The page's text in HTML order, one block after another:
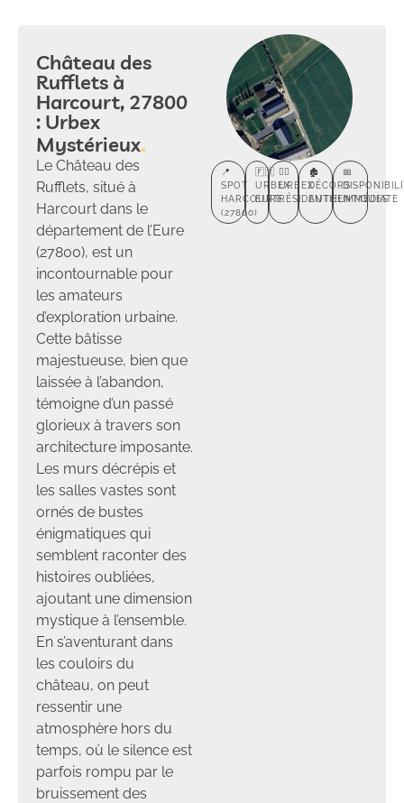
Château des
Rufflets à
Harcourt, 27800
: Urbex
Mystérieux
Le Château des
Rufflets, situé à
Harcourt dans le
département de l’Eure
(27800), est un
incontournable pour
les amateurs
d’exploration urbaine.
Cette bâtisse
majestueuse, bien que
laissée à l’abandon,
témoigne d’un passé
glorieux à travers son
architecture imposante.
Les murs décrépis et
les salles vastes sont
ornés de bustes
énigmatiques qui
semblent raconter des
histoires oubliées,
ajoutant une dimension
mystique à l’ensemble.
En s’aventurant dans
les couloirs du
château, on peut
ressentir une
atmosphère hors du
temps, où le silence est
parfois rompu par le
bruissement des
📍
SPOT
HARCOURT
(27800)
🇫🇷
URBEX
EURE
🕵️‍♂️
URBEX
RÉSIDENTIEL
🏚️
DÉCORS
AUTHENTIQUES
📅
IMMÉDIATE